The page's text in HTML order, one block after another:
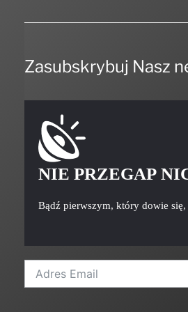
Zasubskrybuj Nasz
NIE PRZEGAP
Bądź pierwszym, który dowie